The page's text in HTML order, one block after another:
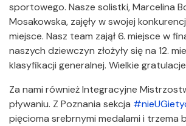
sportowego. Nasze solistki, Marcelina
Mosakowska, zajęły w swojej
miejsce. Nasz team zajął 6. miejsce w
naszych dziewczyn złożyły się na 12.
klasyfikacji generalnej. Wielkie
Za nami również Integracyjne
pływaniu. Z Poznania sekcja
pięcioma srebrnymi medalami i trzema